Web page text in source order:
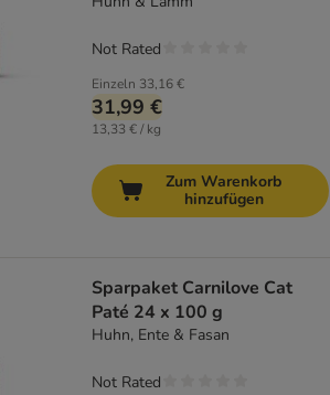
Einzeln 33,16 €
31,99 €
13,33 € / kg
Not Rated
Zum Warenkorb
hinzufügen
Sparpaket Carnilove Cat
Paté 24 x 100 g
Huhn, Ente & Fasan
Not Rated